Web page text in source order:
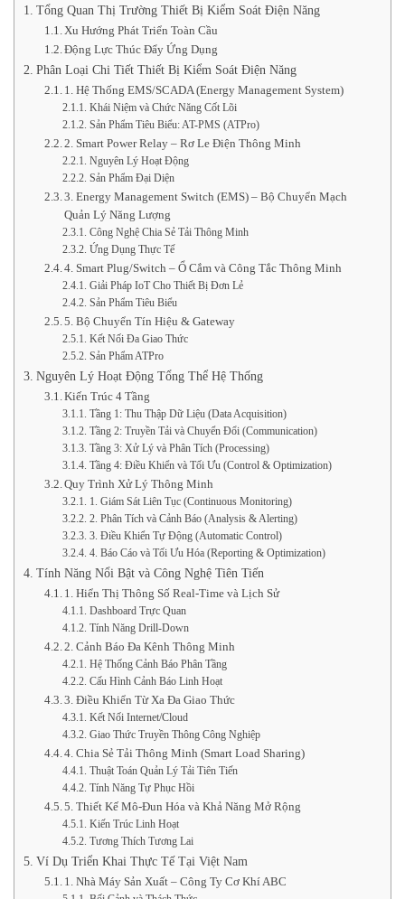
Tổng Quan Thị Trường Thiết Bị Kiểm Soát Điện Năng
Xu Hướng Phát Triển Toàn Cầu
Động Lực Thúc Đẩy Ứng Dụng
Phân Loại Chi Tiết Thiết Bị Kiểm Soát Điện Năng
1. Hệ Thống EMS/SCADA (Energy Management System)
Khái Niệm và Chức Năng Cốt Lõi
Sản Phẩm Tiêu Biểu: AT-PMS (ATPro)
2. Smart Power Relay – Rơ Le Điện Thông Minh
Nguyên Lý Hoạt Động
Sản Phẩm Đại Diện
3. Energy Management Switch (EMS) – Bộ Chuyển Mạch
Quản Lý Năng Lượng
Công Nghệ Chia Sẻ Tải Thông Minh
Ứng Dụng Thực Tế
4. Smart Plug/Switch – Ổ Cắm và Công Tắc Thông Minh
Giải Pháp IoT Cho Thiết Bị Đơn Lẻ
Sản Phẩm Tiêu Biểu
5. Bộ Chuyển Tín Hiệu & Gateway
Kết Nối Đa Giao Thức
Sản Phẩm ATPro
Nguyên Lý Hoạt Động Tổng Thể Hệ Thống
Kiến Trúc 4 Tầng
Tầng 1: Thu Thập Dữ Liệu (Data Acquisition)
Tầng 2: Truyền Tải và Chuyển Đổi (Communication)
Tầng 3: Xử Lý và Phân Tích (Processing)
Tầng 4: Điều Khiển và Tối Ưu (Control & Optimization)
Quy Trình Xử Lý Thông Minh
1. Giám Sát Liên Tục (Continuous Monitoring)
2. Phân Tích và Cảnh Báo (Analysis & Alerting)
3. Điều Khiển Tự Động (Automatic Control)
4. Báo Cáo và Tối Ưu Hóa (Reporting & Optimization)
Tính Năng Nổi Bật và Công Nghệ Tiên Tiến
1. Hiển Thị Thông Số Real-Time và Lịch Sử
Dashboard Trực Quan
Tính Năng Drill-Down
2. Cảnh Báo Đa Kênh Thông Minh
Hệ Thống Cảnh Báo Phân Tầng
Cấu Hình Cảnh Báo Linh Hoạt
3. Điều Khiển Từ Xa Đa Giao Thức
Kết Nối Internet/Cloud
Giao Thức Truyền Thông Công Nghiệp
4. Chia Sẻ Tải Thông Minh (Smart Load Sharing)
Thuật Toán Quản Lý Tải Tiên Tiến
Tính Năng Tự Phục Hồi
5. Thiết Kế Mô-Đun Hóa và Khả Năng Mở Rộng
Kiến Trúc Linh Hoạt
Tương Thích Tương Lai
Ví Dụ Triển Khai Thực Tế Tại Việt Nam
1. Nhà Máy Sản Xuất – Công Ty Cơ Khí ABC